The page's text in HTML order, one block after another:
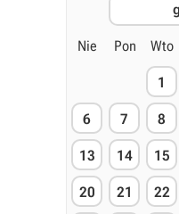
Nie Pon Wto
1
6 7 8
13 14 15
20 21 22